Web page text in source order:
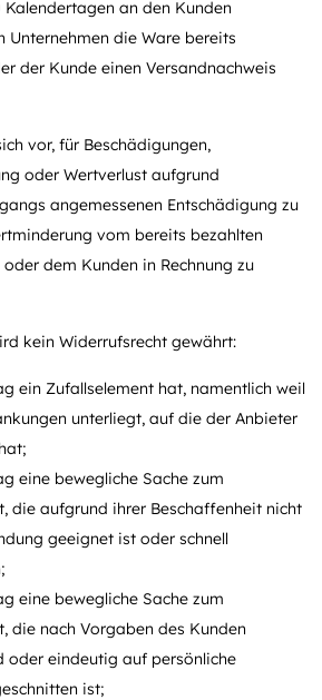
an den Kunden
Unternehmen die Ware bereits
der Kunde einen Versandnachweis
vor, für Beschädigungen,
oder Wertverlust aufgrund
angemessenen Entschädigung zu
vom bereits bezahlten
dem Kunden in Rechnung zu
kein Widerrufsrecht gewährt:
ein Zufallselement hat, namentlich weil
unterliegt, auf die der Anbieter
eine bewegliche Sache zum
die aufgrund ihrer Beschaffenheit nicht
geeignet ist oder schnell
eine bewegliche Sache zum
die nach Vorgaben des Kunden
oder eindeutig auf persönliche
ist;